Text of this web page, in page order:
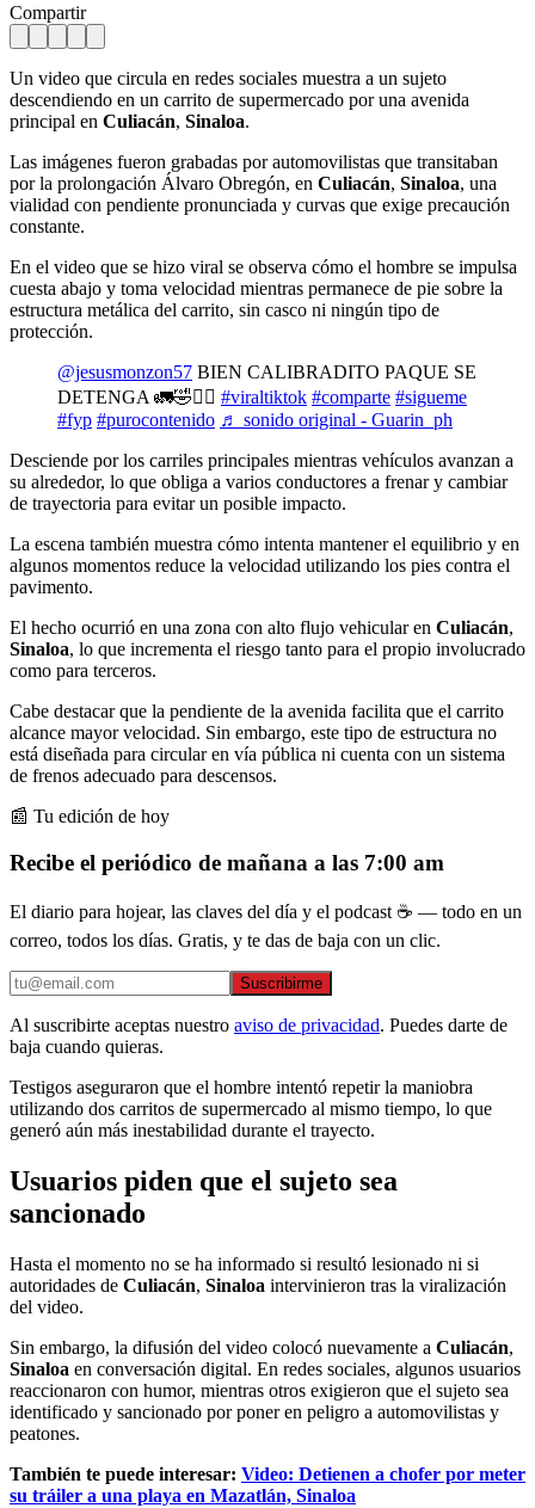
Compartir
Un video que circula en redes sociales muestra a un sujeto
descendiendo en un carrito de supermercado por una avenida
principal en Culiacán, Sinaloa.
Las imágenes fueron grabadas por automovilistas que transitaban
por la prolongación Álvaro Obregón, en Culiacán, Sinaloa, una
vialidad con pendiente pronunciada y curvas que exige precaución
constante.
En el video que se hizo viral se observa cómo el hombre se impulsa
cuesta abajo y toma velocidad mientras permanece de pie sobre la
estructura metálica del carrito, sin casco ni ningún tipo de
protección.
@jesusmonzon57 BIEN CALIBRADITO PAQUE SE
DETENGA 🚛🤣✌🏻 #viraltiktok #comparte #sigueme
#fyp #purocontenido ♬ sonido original - Guarin_ph
Desciende por los carriles principales mientras vehículos avanzan a
su alrededor, lo que obliga a varios conductores a frenar y cambiar
de trayectoria para evitar un posible impacto.
La escena también muestra cómo intenta mantener el equilibrio y en
algunos momentos reduce la velocidad utilizando los pies contra el
pavimento.
El hecho ocurrió en una zona con alto flujo vehicular en Culiacán,
Sinaloa, lo que incrementa el riesgo tanto para el propio involucrado
como para terceros.
Cabe destacar que la pendiente de la avenida facilita que el carrito
alcance mayor velocidad. Sin embargo, este tipo de estructura no
está diseñada para circular en vía pública ni cuenta con un sistema
de frenos adecuado para descensos.
📰 Tu edición de hoy
Recibe el periódico de mañana a las 7:00 am
El diario para hojear, las claves del día y el podcast ☕ — todo en un
correo, todos los días. Gratis, y te das de baja con un clic.
Suscribirme
Al suscribirte aceptas nuestro aviso de privacidad. Puedes darte de
baja cuando quieras.
Testigos aseguraron que el hombre intentó repetir la maniobra
utilizando dos carritos de supermercado al mismo tiempo, lo que
generó aún más inestabilidad durante el trayecto.
Usuarios piden que el sujeto sea
sancionado
Hasta el momento no se ha informado si resultó lesionado ni si
autoridades de Culiacán, Sinaloa intervinieron tras la viralización
del video.
Sin embargo, la difusión del video colocó nuevamente a Culiacán,
Sinaloa en conversación digital. En redes sociales, algunos usuarios
reaccionaron con humor, mientras otros exigieron que el sujeto sea
identificado y sancionado por poner en peligro a automovilistas y
peatones.
También te puede interesar: Video: Detienen a chofer por meter
su tráiler a una playa en Mazatlán, Sinaloa